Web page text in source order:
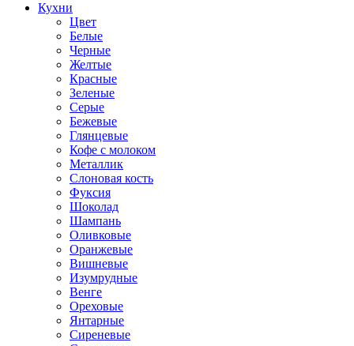
Кухни
Цвет
Белые
Черные
Желтые
Красные
Зеленые
Серые
Бежевые
Глянцевые
Кофе с молоком
Металлик
Слоновая кость
Фуксия
Шоколад
Шампань
Оливковые
Оранжевые
Вишневые
Изумрудные
Венге
Ореховые
Янтарные
Сиреневые